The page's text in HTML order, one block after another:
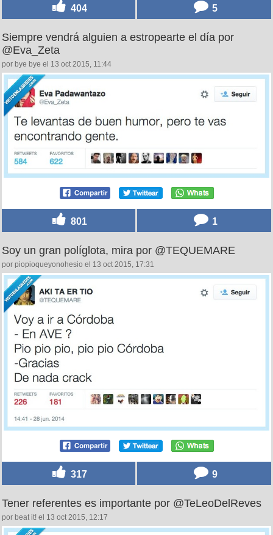
404 5
Siempre vendrá alguien a estropearte el día por
@Eva_Zeta
por bye bye el 13 oct 2015, 11:44
801 1
Soy un gran políglota, mira por @TEQUEMARE
por piopioqueyonohesio el 13 oct 2015, 17:31
317 9
Tener referentes es importante por @TeLeoDelReves
por beat it! el 13 oct 2015, 12:17